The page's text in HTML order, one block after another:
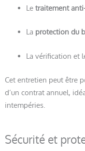
Le traitement
La protection du
La vérification et
Cet entretien peut être
d’un contrat annuel,
intempéries.
Sécurité et